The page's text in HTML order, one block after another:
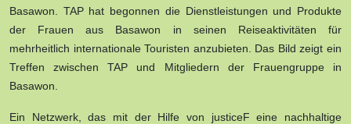
Basawon. TAP hat begonnen die Dienstleistungen und Produkte
der Frauen aus Basawon in seinen Reiseaktivitäten für
mehrheitlich internationale Touristen anzubieten. Das Bild zeigt ein
Treffen zwischen TAP und Mitgliedern der Frauengruppe in
Basawon.
Ein Netzwerk, das mit der Hilfe von justiceF eine nachhaltige